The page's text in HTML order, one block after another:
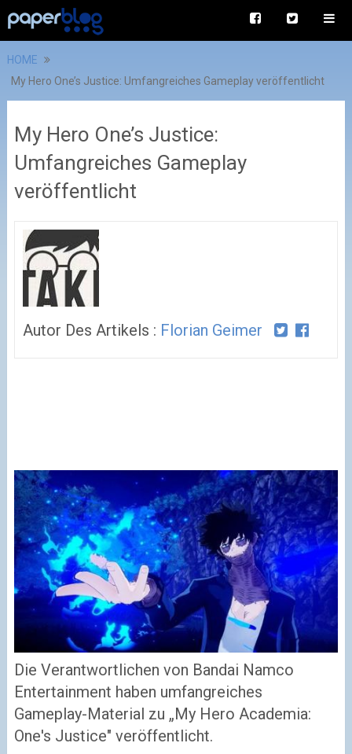
HOME
My Hero One’s Justice: Umfangreiches Gameplay veröffentlicht
My Hero One’s Justice:
Umfangreiches Gameplay
veröffentlicht
Autor Des Artikels : Florian Geimer
Die Verantwortlichen von Bandai Namco
Entertainment haben umfangreiches
Gameplay-Material zu „My Hero Academia:
One's Justice" veröffentlicht.